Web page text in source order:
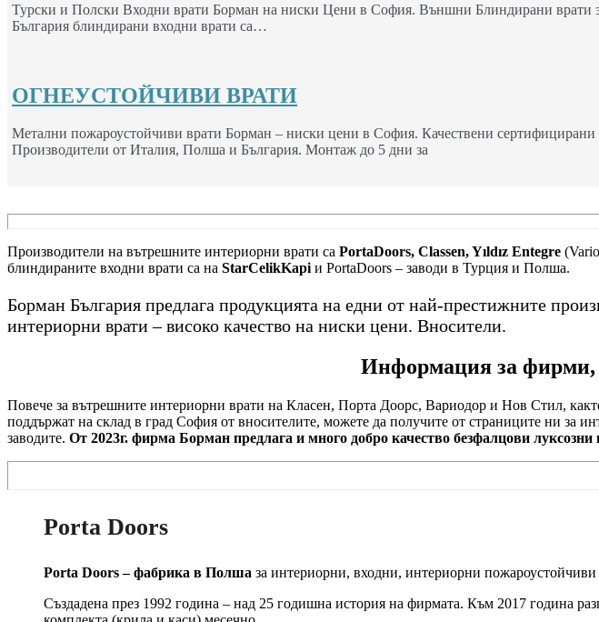
Турски и Полски Входни врати Борман на ниски Цени в София. Външни Блиндирани врати
България блиндирани входни врати са…
ОГНЕУСТОЙЧИВИ ВРАТИ
Метални пожароустойчиви врати Борман – ниски цени в София. Качествени
Производители от Италия, Полша и България. Монтаж до 5 дни за
Производители на вътрешните интериорни врати са PortaDoors, Classen, Yıldız Entegre
блиндираните входни врати са на StarCelikKapiи PortaDoors – заводи в Турция и Полша.
Борман България предлага продукцията на едни от най-престижните
интериорни врати – високо качество на ниски цени. Вносители.
Информация за фирми,
Повече за вътрешните интериорни врати на Класен, Порта Доорс, Вариодор и Нов Стил,
поддържат на склад в град София от вносителите, можете да получите от страниците ни за
заводите. От 2023г. фирма Борман предлага и много добро качество безфалцови
Porta Doors
Porta Doors – фабрика в Полша за интериорни, входни, интериорни
Създадена през 1992 година – над 25 годишна история на фирмата. Към 2017 година